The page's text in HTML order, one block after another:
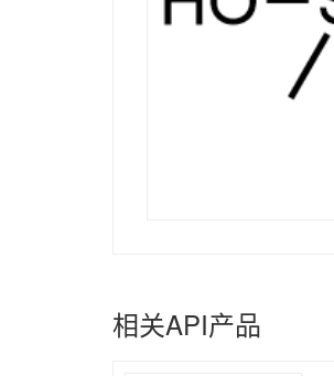
相关API产品